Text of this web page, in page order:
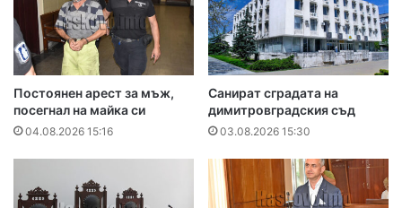
Постоянен арест за мъж,
посегнал на майка си
04.08.2026 15:16
Санират сградата на
димитровградския съд
03.08.2026 15:30